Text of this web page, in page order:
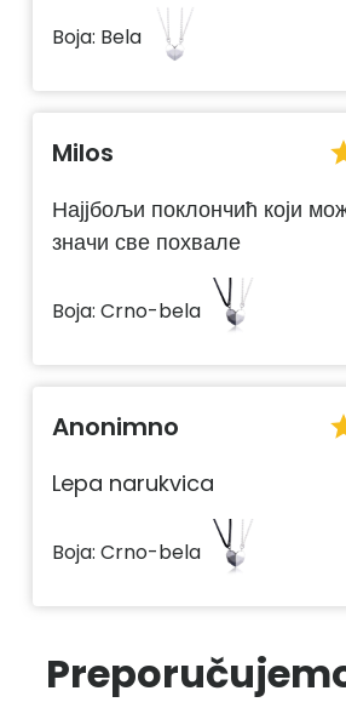
Boja: Bela
Milos
Најјбољи поклончић који
значи све похвале
Boja: Crno-bela
Anonimno
Lepa narukvica
Boja: Crno-bela